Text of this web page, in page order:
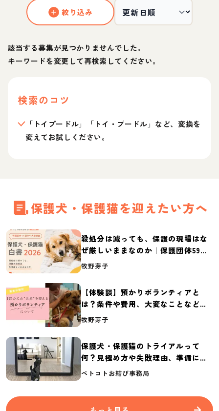
絞り込み
該当する募集が見つかりませんでした。
キーワードを変更して再検索してください。
検索のコツ
「トイプードル」「トイ・プードル」など、変換を
変えてお試しください。
保護犬・保護猫を迎えたい方へ
殺処分は減っても、保護の現場はな
ぜ厳しいままなのか｜保護団体59団
体の実態調査【保護犬・保護猫白書
牧野芽子
【体験談】預かりボランティアと
は？条件や費用、大変なことなど紹
介
牧野芽子
保護犬・保護猫のトライアルって
何？見極め方や失敗理由、準備に必
要なものを紹介
ペトコトお結び事務局